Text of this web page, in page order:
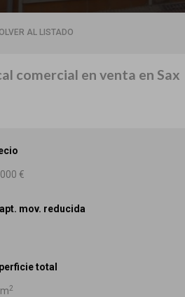
AL LISTADO
comercial en venta en Sax
€
mov. reducida
total
2